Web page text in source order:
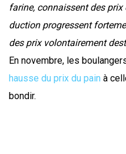
farine, connaissent des
duc­tion pro­gressent
des prix volon­tai­re­ment
En novembre, les
hausse du prix du pain à
bondir.